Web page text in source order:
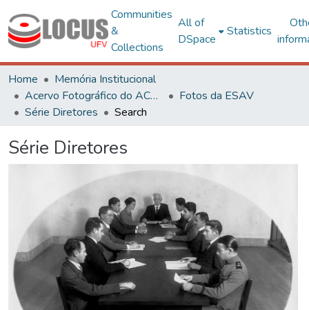
Communities
&
Collections
All of
DSpace
Statistics
Home
Memória Institucional
Acervo Fotográfico do ACH-UFV
Fotos da ESAV
Série Diretores
Search
Série Diretores